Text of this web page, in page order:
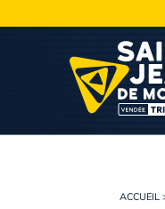
ACCUEIL